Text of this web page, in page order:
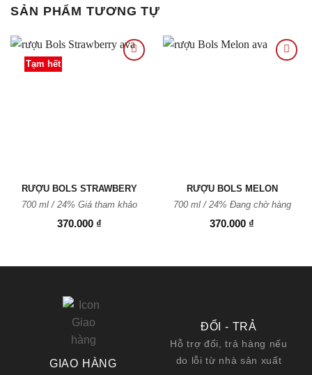
SẢN PHẨM TƯƠNG TỰ
Tạm hết
RƯỢU BOLS STRAWBERY
370.000 ₫
700 ml / 24% Giá tham khảo
RƯỢU BOLS MELON
370.000 ₫
700 ml / 24% Đang chờ hàng
GIAO HÀNG
ĐỔI - TRẢ
Hỗ trợ đổi, trả hàng nếu
do lỗi từ nhà sản xuất